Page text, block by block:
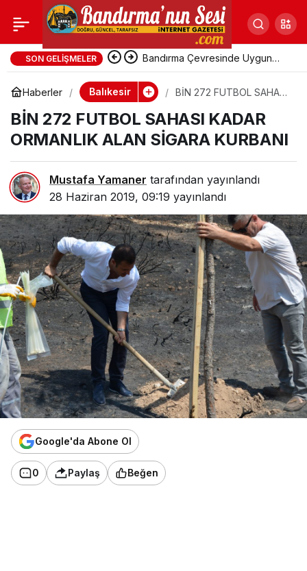
SON GELIŞMELER Bandırma Çevresinde Uygun
Fiyatlı Tatil Yerleri
Haberler Balıkesir
BİN 272 FUTBOL SAHASI
SİGARA KURBANI
BİN 272 FUTBOL SAHASI KADAR
ORMANLIK ALAN SİGARA KURBANI
Mustafa Yamaner tarafından yayınlandı
28 Haziran 2019, 09:19 yayınlandı
Google'da Abone Ol
0 Paylaş Beğen
BİN 272 FUTBOL
SAHASI KADAR
ORMANLIK ALAN
SİGARA KURBANI
Paylaş